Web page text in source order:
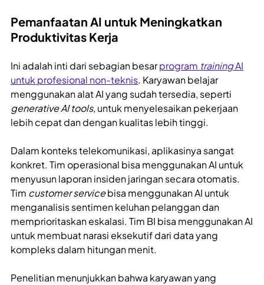
Pemanfaatan AI untuk Meningkatkan
Produktivitas Kerja
Ini adalah inti dari sebagian besarprogram trainingAI
untuk profesional non-teknis. Karyawan belajar
menggunakan alat AI yang sudah tersedia, seperti
generative AI tools, untuk menyelesaikan pekerjaan
lebih cepat dan dengan kualitas lebih tinggi.
Dalam konteks telekomunikasi, aplikasinya sangat
konkret. Tim operasional bisa menggunakan AI untuk
menyusun laporan insiden jaringan secara otomatis.
Tim customer servicebisa menggunakan AI untuk
menganalisis sentimen keluhan pelanggan dan
memprioritaskan eskalasi. Tim BI bisa menggunakan AI
untuk membuat narasi eksekutif dari data yang
kompleks dalam hitungan menit.
Penelitian menunjukkan bahwa karyawan yang